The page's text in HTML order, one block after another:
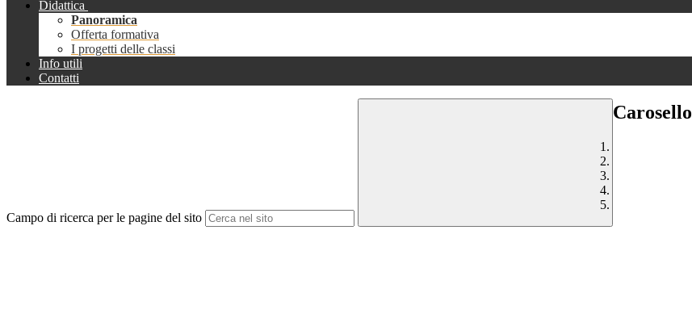
Didattica
Panoramica
Offerta formativa
I progetti delle classi
Info utili
Contatti
Campo di ricerca per le pagine del sito
Carosello